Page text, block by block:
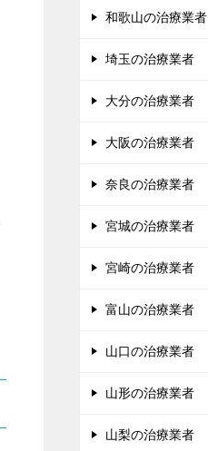
和歌山の治療業者
埼玉の治療業者
大分の治療業者
大阪の治療業者
奈良の治療業者
宮城の治療業者
宮崎の治療業者
富山の治療業者
山口の治療業者
山形の治療業者
山梨の治療業者